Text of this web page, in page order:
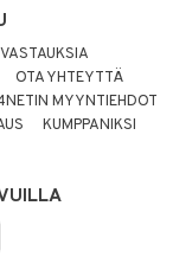
OTA YHTEYTTÄ
MYYNTIEHDOT
KUMPPANIKSI